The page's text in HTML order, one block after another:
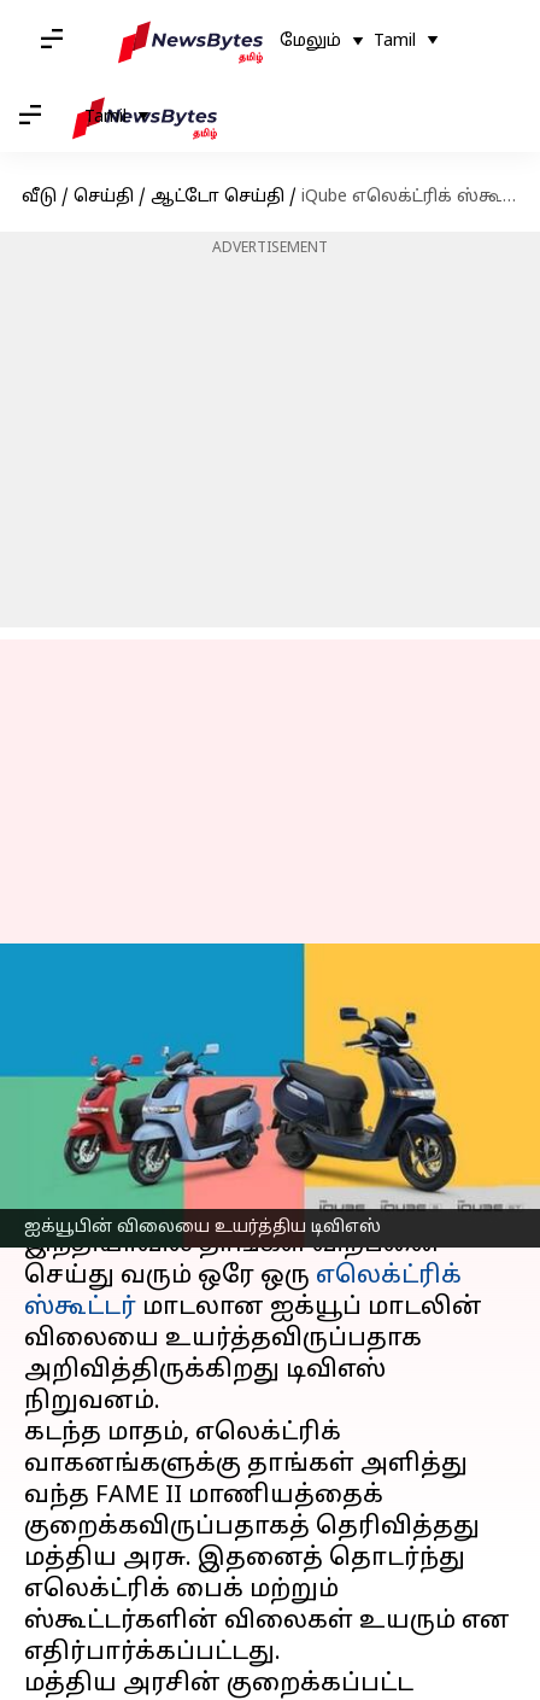
மேலும் Tamil
Tamil
வீடு / செய்தி / ஆட்டோ செய்தி / iQube எலெக்ட்ரிக் ஸ்கூட்டரின் விலையை உயர்த்தி அறிவித்தது டிவிஎஸ்
ADVERTISEMENT
ஐக்யூபின் விலையை உயர்த்திய டிவிஎஸ்
ஸ்கூட்டரின் விலையை
உயர்த்தி அறிவித்தது
டிவிஎஸ்
எழுதியவர் Prasanna Venkatesh Jun 15, 2023 12:46 pm
இந்தியாவில் தாங்கள் விற்பனை
செய்து வரும் ஒரே ஒரு எலெக்ட்ரிக்
ஸ்கூட்டர் மாடலான ஐக்யூப் மாடலின்
விலையை உயர்த்தவிருப்பதாக
அறிவித்திருக்கிறது டிவிஎஸ்
நிறுவனம்.
கடந்த மாதம், எலெக்ட்ரிக்
வாகனங்களுக்கு தாங்கள் அளித்து
வந்த FAME II மாணியத்தைக்
குறைக்கவிருப்பதாகத் தெரிவித்தது
மத்திய அரசு. இதனைத் தொடர்ந்து
எலெக்ட்ரிக் பைக் மற்றும்
ஸ்கூட்டர்களின் விலைகள் உயரும் என
எதிர்பார்க்கப்பட்டது.
மத்திய அரசின் குறைக்கப்பட்ட